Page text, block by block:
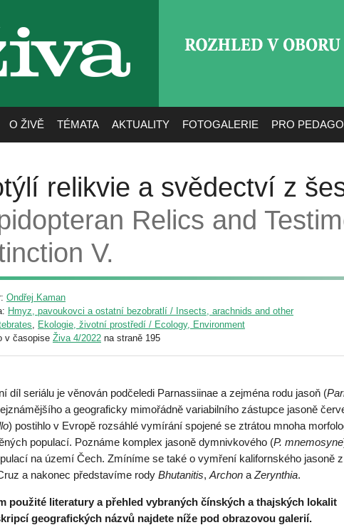
živa
O ŽIVĚ TÉMATA AKTUALITY FOTOGALERIE PRO
relikvie a svědectví z
Relics and
V.
Ondřej Kaman
Hmyz, pavoukovci a ostatní bezobratlí / Insects, arachnids and other
, Ekologie, životní prostředí / Ecology, Environment
v časopise Živa 4/2022 na straně 195
díl seriálu je věnován podčeledi Parnassiinae a zejména rodu jasoň (
a geograficky mimořádně variabilního zástupce jasoně
) postihlo v Evropě rozsáhlé vymírání spojené se ztrátou mnoha
populací. Poznáme komplex jasoně dymnivkového (P. mnemosyne
na území Čech. Zmíníme se také o vymření kalifornského jasoně
a nakonec představíme rody Bhutanitis, Archon a Zerynthia.
použité literatury a přehled vybraných čínských a thajských lokalit
geografických názvů najdete níže pod obrazovou galerií.